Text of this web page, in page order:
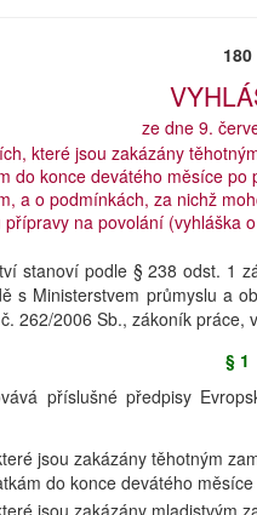
180
ze dne 9.
které jsou zakázány
do konce devátého měsíce
a o podmínkách, za nichž
přípravy na povolání (vyhláška
stanoví podle § 238 odst. 1
s Ministerstvem průmyslu a
262/2006 Sb., zákoník práce,
§ 1
příslušné předpisy
jsou zakázány těhotným
do konce devátého
jsou zakázány mladistvým